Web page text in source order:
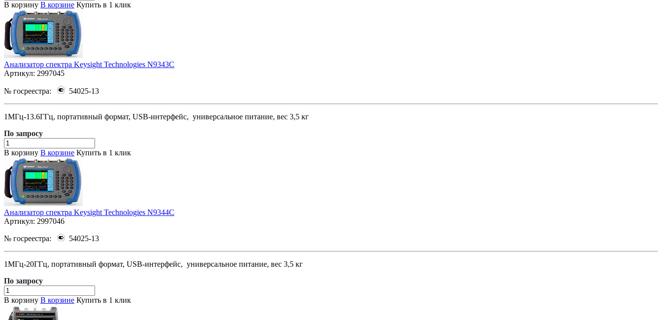
В корзину В корзине Купить в 1 клик
Анализатор спектра Keysight Technologies N9343C
Артикул: 2997045
№ госреестра: 54025-13
1МГц-13.6ГГц, портативный формат, USB-интерфейс, универсальное питание, вес 3,5 кг
По запросу
В корзину В корзине Купить в 1 клик
Анализатор спектра Keysight Technologies N9344C
Артикул: 2997046
№ госреестра: 54025-13
1МГц-20ГГц, портативный формат, USB-интерфейс, универсальное питание, вес 3,5 кг
По запросу
В корзину В корзине Купить в 1 клик